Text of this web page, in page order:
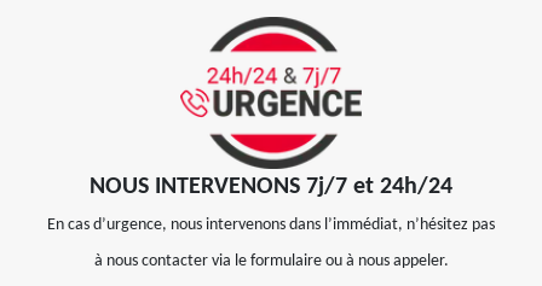
NOUS INTERVENONS 7j/7 et 24h/24
En cas d’urgence, nous intervenons dans l’immédiat, n’hésitez pas
à nous contacter via le formulaire ou à nous appeler.